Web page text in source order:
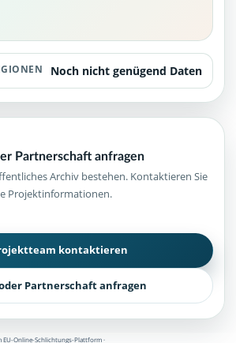
Noch nicht genügend Daten
Partnerschaft anfragen
Archiv bestehen. Kontaktieren Sie
Projektinformationen.
kontaktieren
Partnerschaft anfragen
EU-Online-Schlichtungs-Plattform·